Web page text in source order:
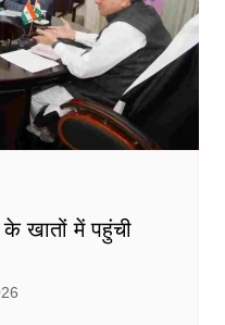
के खातों में पहुंची